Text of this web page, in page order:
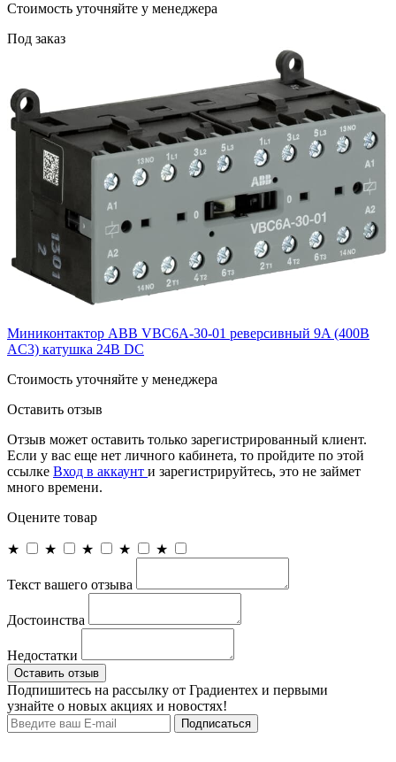
Cтоимость уточняйте у менеджера
Под заказ
Миниконтактор ABB VBC6A-30-01 реверсивный 9A (400В
AC3) катушка 24B DC
Cтоимость уточняйте у менеджера
Оставить отзыв
Отзыв может оставить только зарегистрированный клиент.
Если у вас еще нет личного кабинета, то пройдите по этой
ссылке Вход в аккаунт и зарегистрируйтесь, это не займет
много времени.
Оцените товар
★ ★ ★ ★ ★
Текст вашего отзыва
Достоинства
Недостатки
Оставить отзыв
Подпишитесь на рассылку от Градиентех и первыми
узнайте о новых акциях и новостях!
Подписаться